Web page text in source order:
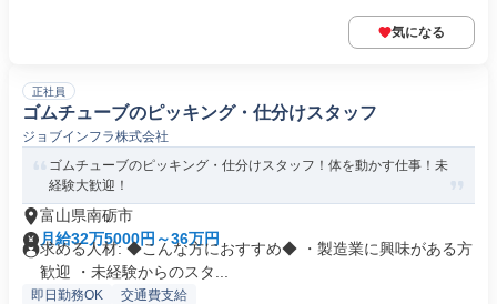
気になる
正社員
ゴムチューブのピッキング・仕分けスタッフ
ジョブインフラ株式会社
ゴムチューブのピッキング・仕分けスタッフ！体を動かす仕事！未
経験大歓迎！
富山県南砺市
月給32万5000円～36万円
求める人材: ◆こんな方におすすめ◆ ・製造業に興味がある方
歓迎 ・未経験からのスタ...
即日勤務OK 交通費支給